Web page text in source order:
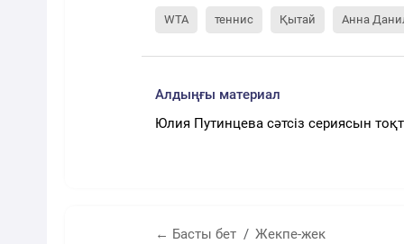
WTA теннис Қытай Анна
Алдыңғы материал
Юлия Путинцева сәтсіз сериясын
← Басты бет Жекпе-жек